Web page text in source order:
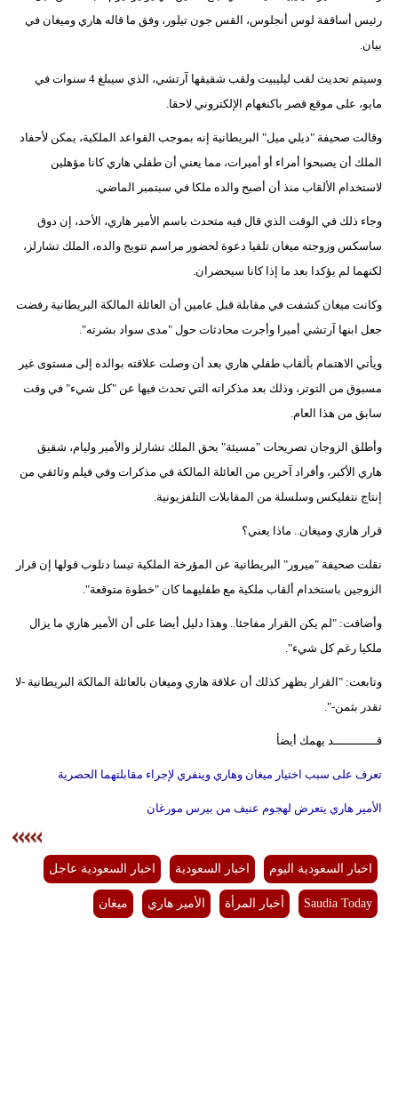
مدوَّنات
سيارات
رئيس أساقفة لوس أنجلوس، القس جون تيلور، وفق ما قاله هاري وميغان في
بيان.
وسيتم تحديث لقب ليليبيت ولقب شقيقها آرتشي، الذي سيبلغ 4 سنوات في
مايو، على موقع قصر باكنغهام الإلكتروني لاحقا.
وقالت صحيفة "ديلي ميل" البريطانية إنه بموجب القواعد الملكية، يمكن لأحفاد
الملك أن يصبحوا أمراء أو أميرات، مما يعني أن طفلي هاري كانا مؤهلين
لاستخدام الألقاب منذ أن أصبح والده ملكا في سبتمبر الماضي.
وجاء ذلك في الوقت الذي قال فيه متحدث باسم الأمير هاري، الأحد، إن دوق
ساسكس وزوجته ميغان تلقيا دعوة لحضور مراسم تتويج والده، الملك تشارلز،
لكنهما لم يؤكدا بعد ما إذا كانا سيحضران.
وكانت ميغان كشفت في مقابلة قبل عامين أن العائلة المالكة البريطانية رفضت
جعل ابنها آرتشي أميرا وأجرت محادثات حول "مدى سواد بشرته".
ويأتي الاهتمام بألقاب طفلي هاري بعد أن وصلت علاقته بوالده إلى مستوى غير
مسبوق من التوتر، وذلك بعد مذكراته التي تحدث فيها عن "كل شيء" في وقت
سابق من هذا العام.
وأطلق الزوجان تصريحات "مسيئة" بحق الملك تشارلز والأمير وليام، شقيق
هاري الأكبر، وأفراد آخرين من العائلة المالكة في مذكرات وفي فيلم وثائقي من
إنتاج نتفليكس وسلسلة من المقابلات التلفزيونية.
قرار هاري وميغان.. ماذا يعني؟
نقلت صحيفة "ميرور" البريطانية عن المؤرخة الملكية تيسا دنلوب قولها إن قرار
الزوجين باستخدام ألقاب ملكية مع طفليهما كان "خطوة متوقعة".
وأضافت: "لم يكن القرار مفاجئا.. وهذا دليل أيضا على أن الأمير هاري ما يزال
ملكيا رغم كل شيء".
وتابعت: "القرار يظهر كذلك أن علاقة هاري وميغان بالعائلة المالكة البريطانية -لا
تقدر بثمن-".
قــــــــــــد يهمك أيضأ
تعرف على سبب اختيار ميغان وهاري وينفري لإجراء مقابلتهما الحصرية
الأمير هاري يتعرض لهجوم عنيف من بيرس مورغان
اخبار السعودية اليوم اخبار السعودية اخبار السعودية عاجل
Saudia Today أخبار المرأة الأمير هاري ميغان